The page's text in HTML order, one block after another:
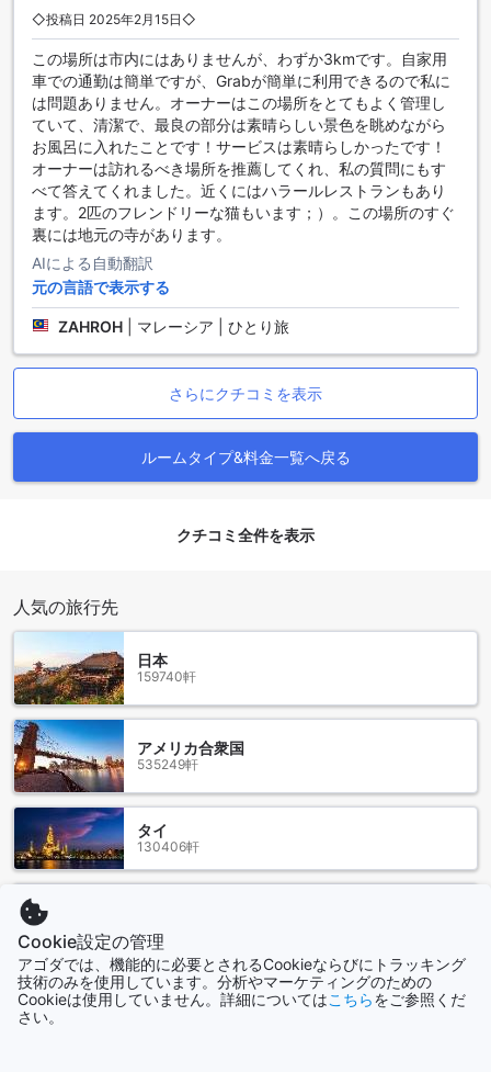
チェンライ市内中心地の魅力
チェンライ市内中心地は、タイ北部の文化と歴史が交差する
場所です。ここでは、色とりどりの市場や伝統的な寺院、現
代的なカフェが共存し、訪れる人々に多様な体験を提供しま
す。特に、ワット・プラ・ケオやワット・ロンクン（ホワイ
トテンプル）などの美しい寺院は、観光客にとって必見のス
ポットです。これらの寺院は、独自の建築様式と神秘的な雰
囲気で、多くの人々を魅了しています。
また、市内中心地には地元の食文化を楽しむことができる屋
台やレストランが数多く点在しています。タイの伝統的な料
理を味わったり、新鮮なフルーツやスナックを楽しんだりす
ることができます。夜になると、ナイトマーケットが賑わい
を見せ、地元のアートや手工芸品を購入する絶好のチャンス
です。チェンライの中心地は、歴史と現代が融合した魅力的
チェンライを訪れる際、最寄りの空港はチェンライ国際空港
距離にあり、アクセスは非常に便利です。空港到着後、タク
です。運賃はおおよそ150バーツ前後で、快適に移動できるで
しょう。ミニバスはさらに経済的な選択肢で、空港から市内
場合は、空港の案内所で情報を確認することができます。
ラ・メゾン・ブランシュは、チェンライの中心地に位置して
おり、観光名所や地元のマーケットへのアクセスも非常に良
好です。到着後は、周辺の魅力的なスポットを散策すること
ができ、タイの文化や風景を存分に楽しむことができます。
ラ・メゾン・ブランシュは、そのユニークなデザインと快適
な宿泊施設で、旅行者にとって理想的な拠点となることでし
ょう。
ラ・メゾン・ブランシュ周辺の魅力的なランドマーク
ラ・メゾン・ブランシュは、チェンライの中心部に位置して
おり、周囲には多くの魅力的なランドマークが点在していま
す。まず、クロックタワーチェンライは、華やかなデザイン
と美しい装飾が施された時計塔で、訪れる人々を魅了しま
す。特に夜になると、ライトアップされた姿が幻想的で、イ
ンスタグラム映えするスポットとしても人気です。
◇投稿日 2025年2月15日◇
この場所は市内にはありませんが、わずか3kmです。自家用
車での通勤は簡単ですが、Grabが簡単に利用できるので私に
は問題ありません。オーナーはこの場所をとてもよく管理し
ていて、清潔で、最良の部分は素晴らしい景色を眺めながら
お風呂に入れたことです！サービスは素晴らしかったです！
オーナーは訪れるべき場所を推薦してくれ、私の質問にもす
べて答えてくれました。近くにはハラールレストランもあり
ます。2匹のフレンドリーな猫もいます；）。この場所のすぐ
裏には地元の寺があります。
AIによる自動翻訳
元の言語で表示する
ZAHROH マレーシア | ひとり旅
さらにクチコミを表示
ルームタイプ&料金一覧へ戻る
クチコミ全件を表示
人気の旅行先
日本
159740軒
アメリカ合衆国
535249軒
タイ
130406軒
シンガポール
Cookie設定の管理
アゴダでは、機能的に必要とされるCookieならびにトラッキング
技術のみを使用しています。分析やマーケティングのための
Cookieは使用していません。詳細についてはこちらをご参照くだ
さい。